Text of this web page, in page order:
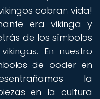
cobran vida!
era vikinga y
de los símbolos
En nuestro
de poder en
la
en la cultura